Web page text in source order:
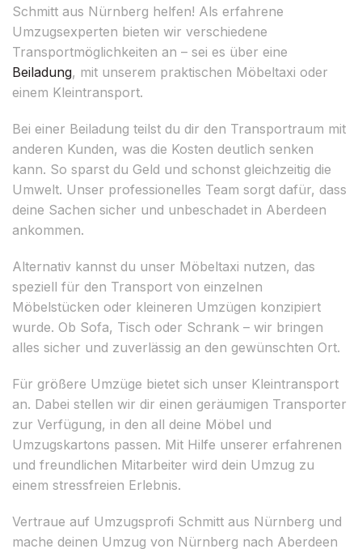
Schmitt aus Nürnberg helfen! Als erfahrene
Umzugsexperten bieten wir verschiedene
Transportmöglichkeiten an – sei es über eine
Beiladung, mit unserem praktischen Möbeltaxi oder
einem Kleintransport.
Bei einer Beiladung teilst du dir den Transportraum mit
anderen Kunden, was die Kosten deutlich senken
kann. So sparst du Geld und schonst gleichzeitig die
Umwelt. Unser professionelles Team sorgt dafür, dass
deine Sachen sicher und unbeschadet in Aberdeen
ankommen.
Alternativ kannst du unser Möbeltaxi nutzen, das
speziell für den Transport von einzelnen
Möbelstücken oder kleineren Umzügen konzipiert
wurde. Ob Sofa, Tisch oder Schrank – wir bringen
alles sicher und zuverlässig an den gewünschten Ort.
Für größere Umzüge bietet sich unser Kleintransport
an. Dabei stellen wir dir einen geräumigen Transporter
zur Verfügung, in den all deine Möbel und
Umzugskartons passen. Mit Hilfe unserer erfahrenen
und freundlichen Mitarbeiter wird dein Umzug zu
einem stressfreien Erlebnis.
Vertraue auf Umzugsprofi Schmitt aus Nürnberg und
mache deinen Umzug von Nürnberg nach Aberdeen